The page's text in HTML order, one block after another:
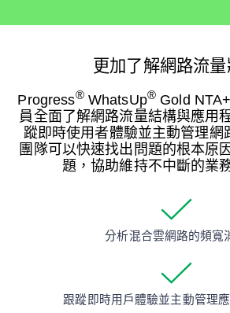
更加了解網路流
Progress®WhatsUp® Gold
員全面了解網路流量結構與應用
蹤即時使用者體驗並主動管理網
團隊可以快速找出問題的根本原
題，協助維持不中斷的業
分析混合雲網路的頻寬
跟蹤即時用戶體驗並主動管理